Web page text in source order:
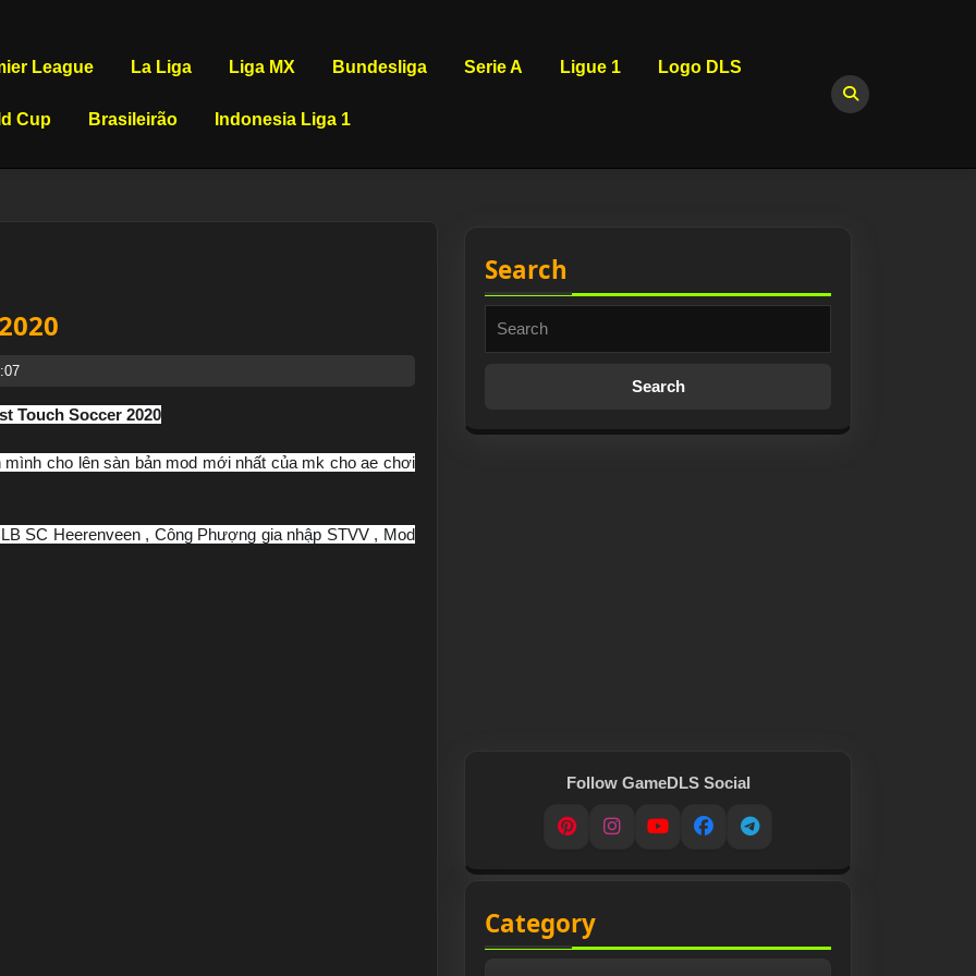
League La Liga Liga MX Bundesliga Serie A Ligue 1 Logo DLS
Cup Brasileirão Indonesia Liga 1
Touch Soccer 2020
cho lên sàn bản mod mới nhất của mk cho ae chơi
SC Heerenveen , Công Phượng gia nhập STVV , Mod
Search
Follow GameDLS Social
PinterestInstagram
YouTubeFacebookTelegram
Category